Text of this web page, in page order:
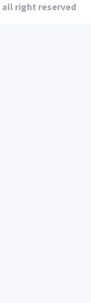
all right reserved